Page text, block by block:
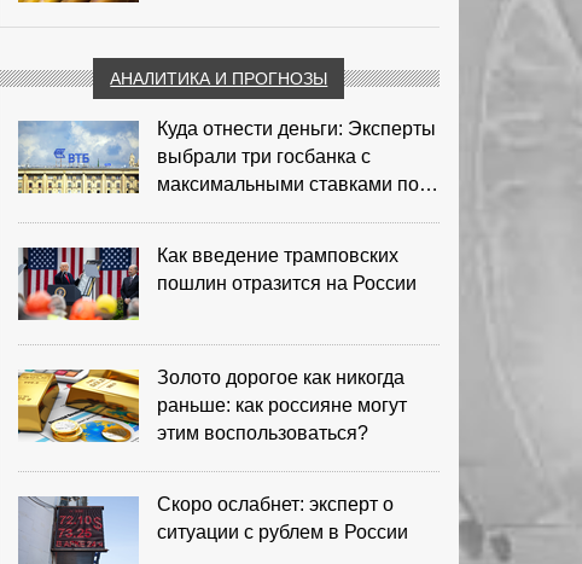
АНАЛИТИКА И ПРОГНОЗЫ
Куда отнести деньги: Эксперты
выбрали три госбанка с
максимальными ставками по
Как введение трамповских
пошлин отразится на России
Золото дорогое как никогда
раньше: как россияне могут
этим воспользоваться?
Скоро ослабнет: эксперт о
ситуации с рублем в России